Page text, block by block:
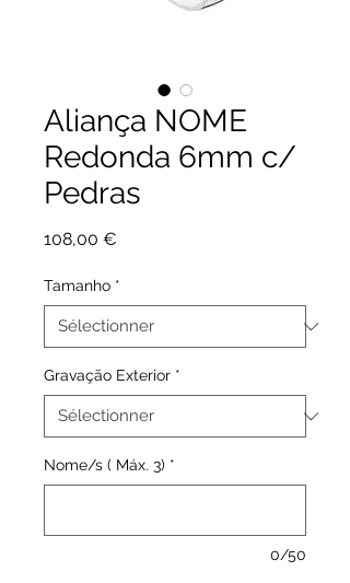
Aliança NOME
Redonda 6mm c/
Pedras
108,00 €
Tamanho *
Gravação Exterior *
Nome/s ( Máx. 3) *
0/50